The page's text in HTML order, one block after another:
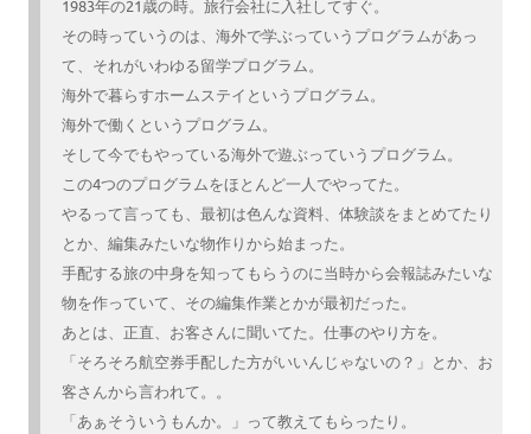
1983年の21歳の時。旅行会社に入社してすぐ。
その時っていうのは、海外で学ぶっていうプログラムがあっ
て、それがいわゆる留学プログラム。
海外で暮らすホームステイというプログラム。
海外で働くというプログラム。
そして今でもやっている海外で遊ぶっていうプログラム。
この4つのプログラムをほとんど一人でやってた。
やるって言っても、最初は色んな資料、体験談をまとめてたり
とか、編集みたいな物作りから始まった。
手配する旅の中身を知ってもらうのに当時から会報誌みたいな
物を作っていて、その編集作業とかが最初だった。
あとは、正直、お客さんに聞いてた。仕事のやり方を。
「そろそろ航空券手配した方がいいんじゃないの？」とか、お
客さんから言われて。。
「あぁそういうもんか。」って教えてもらったり。